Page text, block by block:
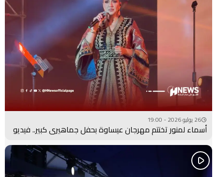
26 يوليو 2026 - 19:00
أسماء لمنور تختتم مهرجان عيساوة بحفل جماهيري كبير.. فيديو